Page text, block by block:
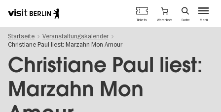
zum
Inhalt
Berlins
offizielles
Tourismusportal
Menü
Tickets Warenkorb Suche
Startseite
Veranstaltungskalender
Christiane Paul liest: Marzahn Mon Amour
Christiane Paul liest:
Marzahn Mon